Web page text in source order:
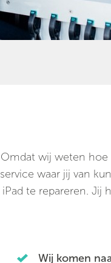
Omdat wij weten hoe
service waar jij van
iPad te repareren. Jij
Wij komen